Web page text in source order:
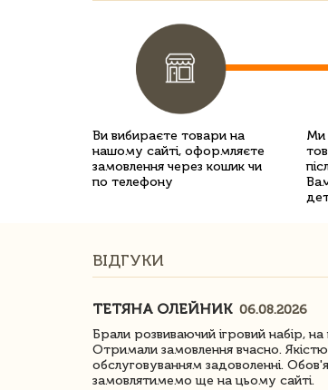
Ви вибираєте товари на
нашому сайті, оформляєте
замовлення через кошик чи
по телефону
Ми
ВІДГУКИ
ТЕТЯНА ОЛЕЙНИК 06.08.2026
Брали розвиваючий ігровий набір,
Отримали замовлення вчасно.
обслуговуванням задоволенні.
замовлятимемо ще на цьому сайті.